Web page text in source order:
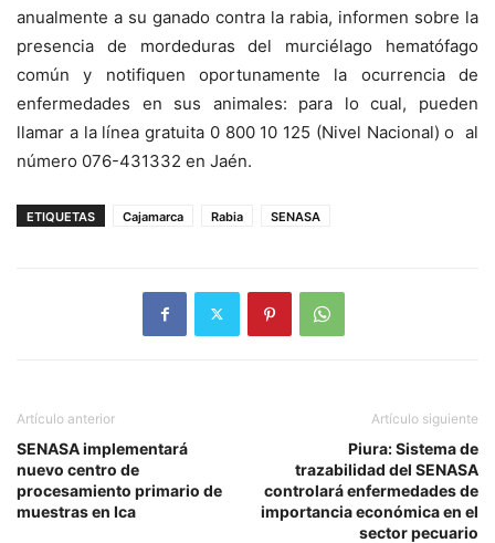
anualmente a su ganado contra la rabia, informen sobre la
presencia de mordeduras del murciélago hematófago
común y notifiquen oportunamente la ocurrencia de
enfermedades en sus animales: para lo cual, pueden
llamar a la línea gratuita 0 800 10 125 (Nivel Nacional) o al
número 076-431332 en Jaén.
ETIQUETAS Cajamarca Rabia SENASA
Artículo anterior
SENASA implementará
nuevo centro de
procesamiento primario de
muestras en Ica
Artículo siguiente
Piura: Sistema de
trazabilidad del SENASA
controlará enfermedades de
importancia económica en el
sector pecuario